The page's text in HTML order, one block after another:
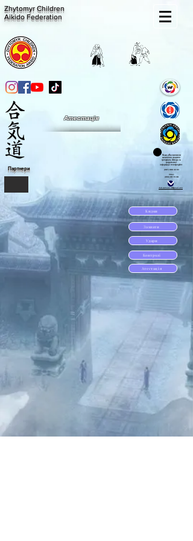
Zhytomyr Children
Aikido Federation
Партнери
Якщо у Вас виникли
запитання стосовно
тренувань Айкідо та
додаткової
інформації телефонуйте:
(097) 996 43 63
Viber:
(093) 611 70 08
club.samurai.zt@gmail.com
Атестація
Кидки
Захвати
Удари
Контролі
Атестація